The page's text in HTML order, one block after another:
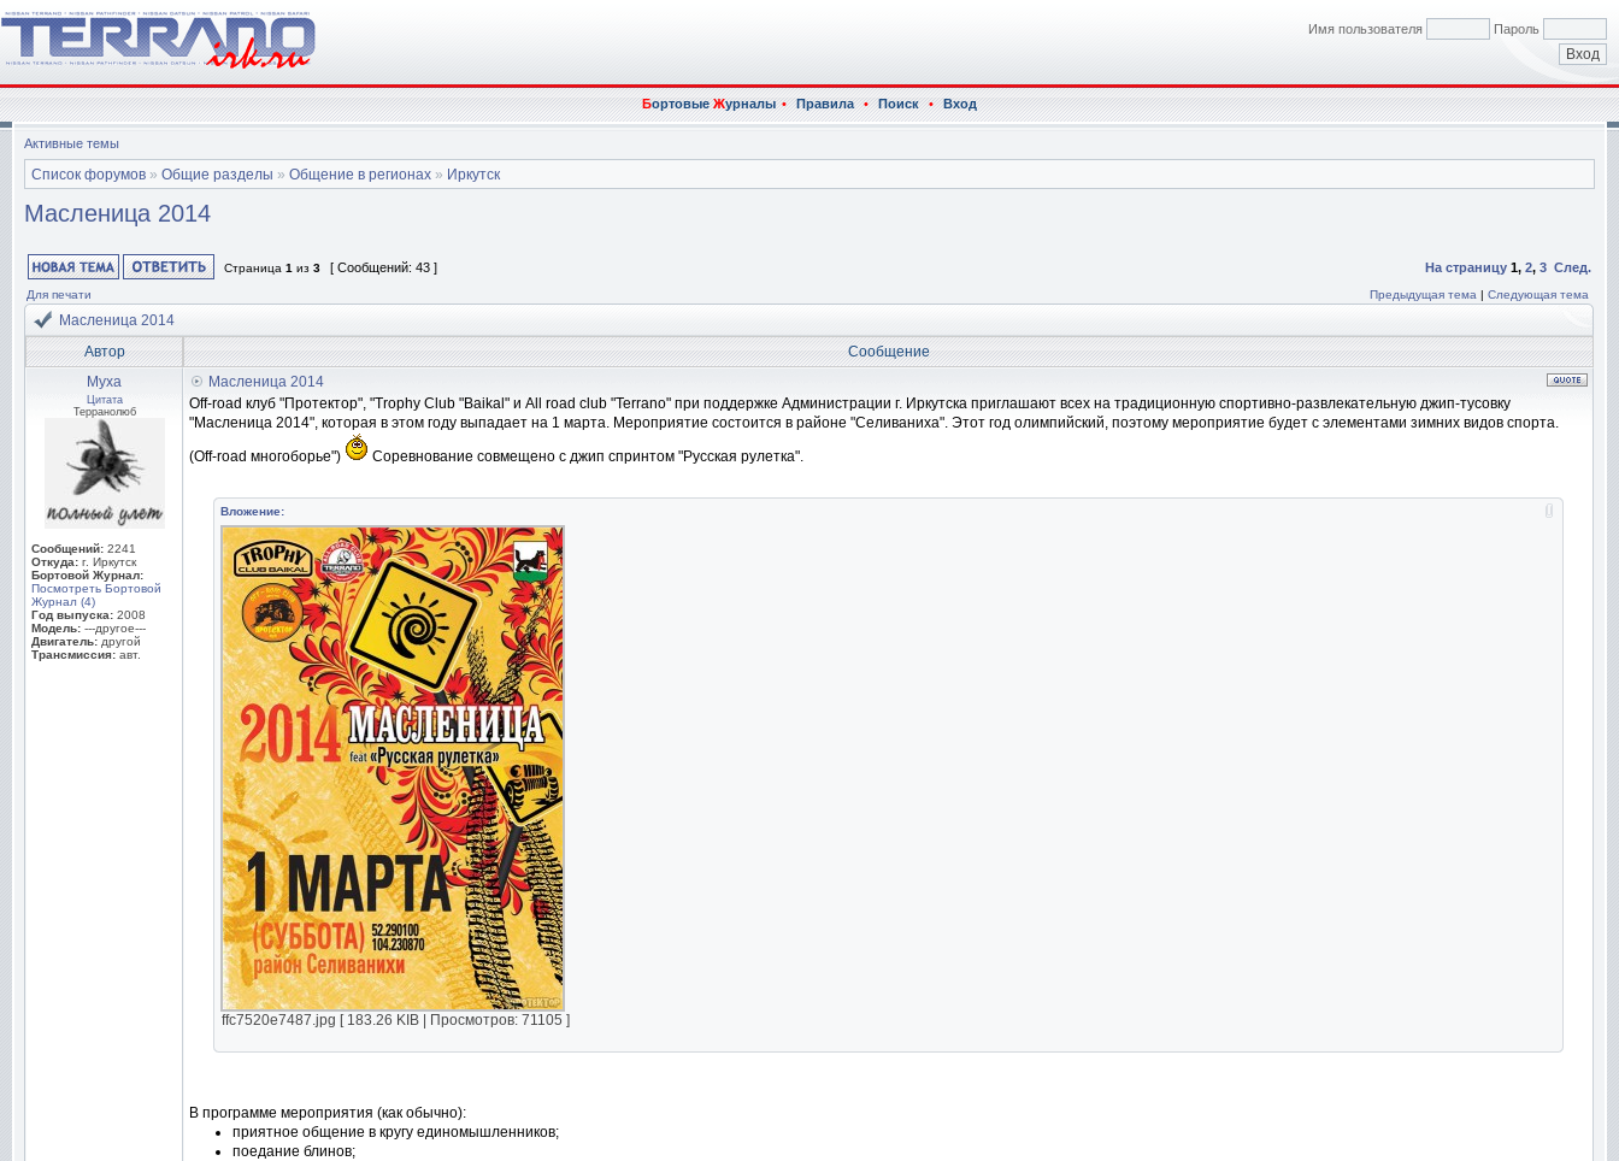
Имя пользователя Пароль
БортовыеЖурналы • Правила • Поиск • Вход
Активные темы
Список форумов » Общие разделы » Общение в регионах » Иркутск
Масленица 2014
Страница 1 из 3 [ Сообщений: 43 ] На страницу 1, 2, 3 След.
Для печати Предыдущая тема | Следующая тема
Масленица 2014
Автор
Сообщение
Муха
Цитата
Терранолюб
Сообщений: 2241
Откуда: г. Иркутск
Бортовой Журнал:
Посмотреть Бортовой
Журнал (4)
Год выпуска: 2008
Модель: ---другое---
Двигатель: другой
Трансмиссия: авт.
Масленица 2014
Off-road клуб "Протектор", "Trophy Club "Baikal" и All road club "Terrano" при поддержке Администрации г. Иркутска приглашают всех на традиционную спортивно-развлекательную джип-тусовку
"Масленица 2014", которая в этом году выпадает на 1 марта. Мероприятие состоится в районе "Селиваниха". Этот год олимпийский, поэтому мероприятие будет с элементами зимних видов спорта.
(Off-road многоборье")
Соревнование совмещено с джип спринтом "Русская рулетка".
Вложение:
ffc7520e7487.jpg [ 183.26 KIB | Просмотров: 71105 ]
В программе мероприятия (как обычно):
приятное общение в кругу единомышленников;
поедание блинов;